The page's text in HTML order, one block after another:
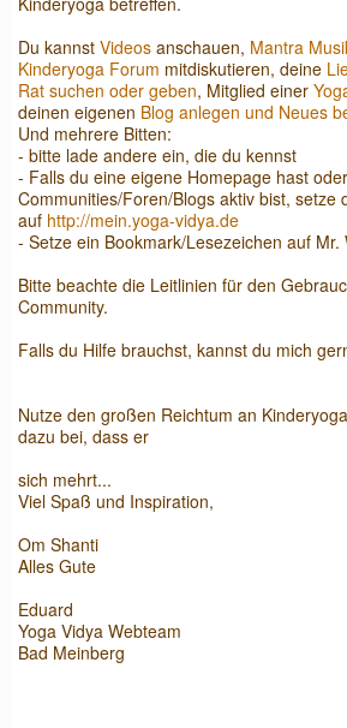
Du kannst Videos anschauen, Mantra
Kinderyoga Forum mitdiskutieren, deine
Rat suchen oder geben, Mitglied einer
deinen eigenen Blog anlegen und Neues
Und mehrere Bitten:
- bitte lade andere ein, die du kennst
- Falls du eine eigene Homepage hast
Communities/Foren/Blogs aktiv bist, setze
auf http://mein.yoga-vidya.de
- Setze ein Bookmark/Lesezeichen auf Mr.
Bitte beachte die Leitlinien für den
Community.
Falls du Hilfe brauchst, kannst du mich
Nutze den großen Reichtum an
dazu bei, dass er
sich mehrt...
Viel Spaß und Inspiration,
Om Shanti
Alles Gute
Eduard
Yoga Vidya Webteam
Bad Meinberg